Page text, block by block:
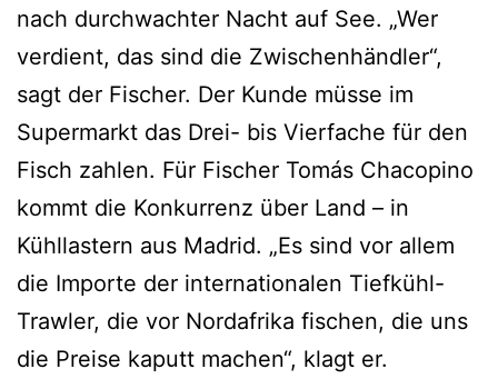
nach durchwachter Nacht auf See. „Wer
verdient, das sind die Zwischenhändler“,
sagt der Fischer. Der Kunde müsse im
Supermarkt das Drei- bis Vierfache für den
Fisch zahlen. Für Fischer Tomás Chacopino
kommt die Konkurrenz über Land – in
Kühllastern aus Madrid. „Es sind vor allem
die Importe der internationalen Tiefkühl-
Trawler, die vor Nordafrika fischen, die uns
die Preise kaputt machen“, klagt er.